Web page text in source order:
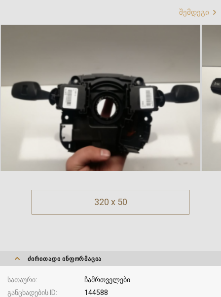
შემდეგი
320 x 50
ᲫᲘᲠᲘᲗᲐᲓᲘ ᲘᲜᲤᲝᲠᲛᲐᲪᲘᲐ
სათაური
ჩამრთველები
განცხადების ID
144588